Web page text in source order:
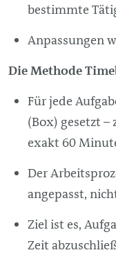
bestimmte
Anpassungen
Die Methode
Für jede
(Box) gesetzt –
exakt 60
Der
angepasst,
Ziel ist es,
Zeit